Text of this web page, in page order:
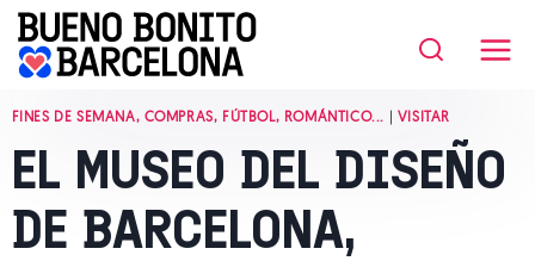
Saltar
contenido
FINES DE SEMANA, COMPRAS, FÚTBOL, ROMÁNTICO... | VISITAR
EL MUSEO DEL DISEÑO
DE BARCELONA,